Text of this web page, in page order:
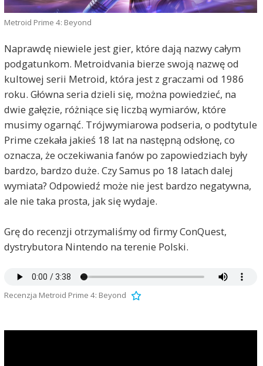
Metroid Prime 4: Beyond
Naprawdę niewiele jest gier, które dają nazwy całym
podgatunkom. Metroidvania bierze swoją nazwę od
kultowej serii Metroid, która jest z graczami od 1986
roku. Główna seria dzieli się, można powiedzieć, na
dwie gałęzie, różniące się liczbą wymiarów, które
musimy ogarnąć. Trójwymiarowa podseria, o podtytule
Prime czekała jakieś 18 lat na następną odsłonę, co
oznacza, że oczekiwania fanów po zapowiedziach były
bardzo, bardzo duże. Czy Samus po 18 latach dalej
wymiata? Odpowiedź może nie jest bardzo negatywna,
ale nie taka prosta, jak się wydaje.
Grę do recenzji otrzymaliśmy od firmy ConQuest,
dystrybutora Nintendo na terenie Polski.
Recenzja Metroid Prime 4: Beyond